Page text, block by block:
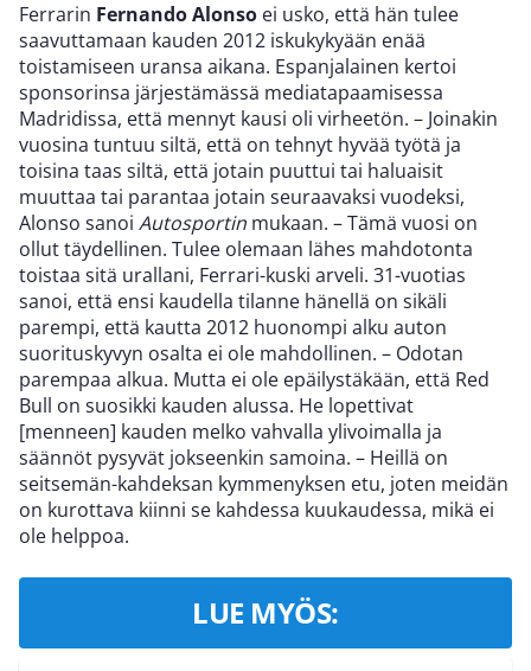
Ferrarin Fernando Alonso ei usko, että hän tulee
saavuttamaan kauden 2012 iskukykyään enää
toistamiseen uransa aikana. Espanjalainen kertoi
sponsorinsa järjestämässä mediatapaamisessa
Madridissa, että mennyt kausi oli virheetön. – Joinakin
vuosina tuntuu siltä, että on tehnyt hyvää työtä ja
toisina taas siltä, että jotain puuttui tai haluaisit
muuttaa tai parantaa jotain seuraavaksi vuodeksi,
Alonso sanoi Autosportin mukaan. – Tämä vuosi on
ollut täydellinen. Tulee olemaan lähes mahdotonta
toistaa sitä urallani, Ferrari-kuski arveli. 31-vuotias
sanoi, että ensi kaudella tilanne hänellä on sikäli
parempi, että kautta 2012 huonompi alku auton
suorituskyvyn osalta ei ole mahdollinen. – Odotan
parempaa alkua. Mutta ei ole epäilystäkään, että Red
Bull on suosikki kauden alussa. He lopettivat
[menneen] kauden melko vahvalla ylivoimalla ja
säännöt pysyvät jokseenkin samoina. – Heillä on
seitsemän-kahdeksan kymmenyksen etu, joten meidän
on kurottava kiinni se kahdessa kuukaudessa, mikä ei
ole helppoa.
LUE MYÖS: